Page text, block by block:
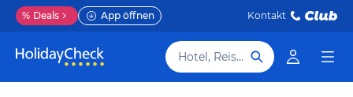
% Deals App öffnen Kontakt
Hotel, Reiseziel